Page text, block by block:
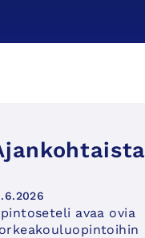
avaa ovia